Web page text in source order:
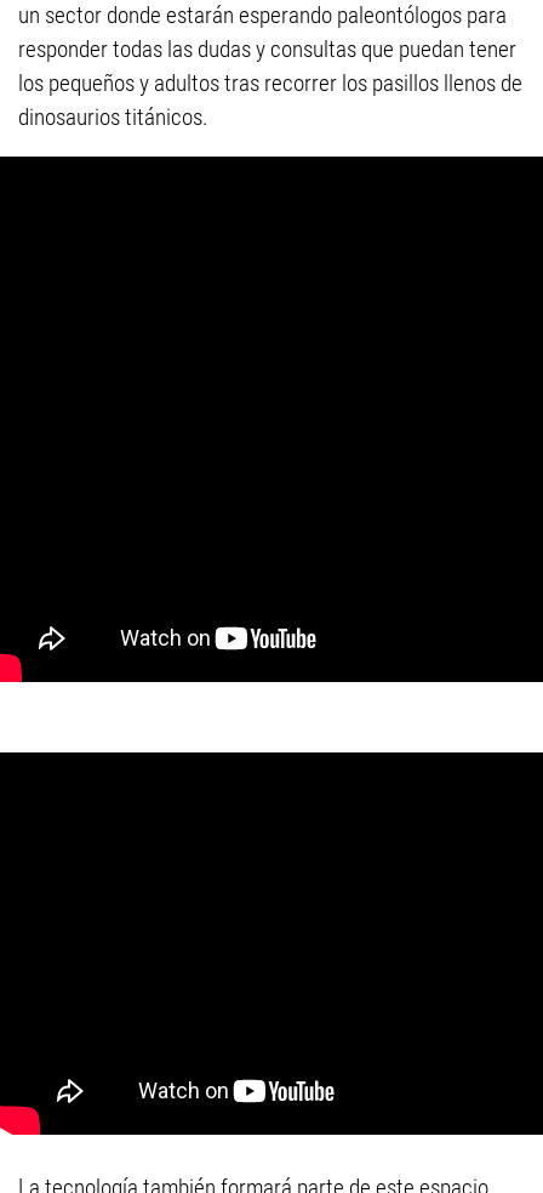
un sector donde estarán esperando paleontólogos para
responder todas las dudas y consultas que puedan tener
los pequeños y adultos tras recorrer los pasillos llenos de
dinosaurios titánicos.